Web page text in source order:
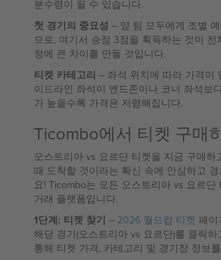
분수령이 될 수 있습니다.
첫 경기의 중요성 – 양 팀 모두에게 조별
므로, 여기서 승점 3점을 획득하는 것이 전
정에 큰 차이를 만들 것입니다.
티켓 카테고리 – 좌석 위치에 따라 가격이
이드라인 좌석이 엔드존이나 코너 좌석보
가 높을수록 가격은 저렴해집니다.
Ticombo에서 티켓 구매
오스트리아 vs 요르단 티켓을 지금 구매하
때 도착할 것이라는 확신 속에 안심하고
요! Ticombo는 모든 오스트리아 vs 요르단
거래 플랫폼입니다.
1단계: 티켓 찾기 – 2026 월드컵 티켓 페이
해당 경기(오스트리아 vs 요르단)를 클릭
통해 티켓 가격, 카테고리 및 경기장 정보